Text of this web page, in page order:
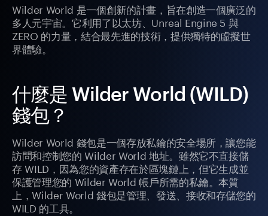
Wilder World 是一個創新的計畫，旨在創造一個廣泛的
多人元宇宙。它利用了以太坊、Unreal Engine 5 與
ZERO 的力量，結合最先進的技術，提供獨特的虛擬世
界體驗。
什麼是 Wilder World (WILD)
錢包？
Wilder World 錢包是一個存放私鑰的安全場所，讓您能
訪問和控制您的 Wilder World 地址。雖然它不直接儲
存 WILD，因為您的資產存在於區塊鏈上，但它生成並
保護管理您的 Wilder World 帳戶所需的私鑰。本質
上，Wilder World 錢包是管理、發送、接收和存儲您的
WILD 的工具。